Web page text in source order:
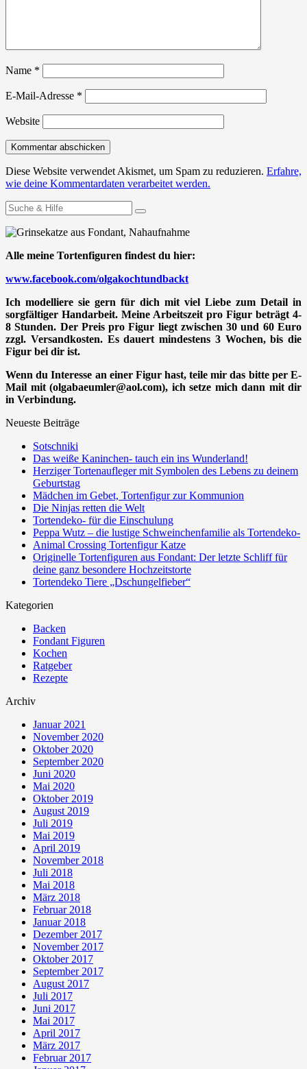
Name *
E-Mail-Adresse *
Website
Diese Website verwendet Akismet, um Spam zu reduzieren. Erfahre,
wie deine Kommentardaten verarbeitet werden.
Suchen
nach:
Alle meine Tortenfiguren findest du hier:
www.facebook.com/olgakochtundbackt
Ich modelliere sie gern für dich mit viel Liebe zum Detail in
sorgfältiger Handarbeit. Meine Arbeitszeit pro Figur beträgt 4-
8 Stunden. Der Preis pro Figur liegt zwischen 30 und 60 Euro
zzgl. Versandkosten. Es dauert mindestens 3 Wochen, bis die
Figur bei dir ist.
Wenn du Interesse an einer Figur hast, teile mir das bitte per E-
Mail mit (olgabaeumler@aol.com), ich setze mich dann mit dir
in Verbindung.
Neueste Beiträge
Sotschniki
Das weiße Kaninchen- tauch ein ins Wunderland!
Herziger Tortenaufleger mit Symbolen des Lebens zu deinem
Geburtstag
Mädchen im Gebet, Tortenfigur zur Kommunion
Die Ninjas retten die Welt
Tortendeko- für die Einschulung
Peppa Wutz – die lustige Schweinchenfamilie als Tortendeko-
Animal Crossing Tortenfigur Katze
Originelle Tortenfiguren aus Fondant: Der letzte Schliff für
deine ganz besondere Hochzeitstorte
Tortendeko Tiere „Dschungelfieber“
Kategorien
Backen
Fondant Figuren
Kochen
Ratgeber
Rezepte
Archiv
Januar 2021
November 2020
Oktober 2020
September 2020
Juni 2020
Mai 2020
Oktober 2019
August 2019
Juli 2019
Mai 2019
April 2019
November 2018
Juli 2018
Mai 2018
März 2018
Februar 2018
Januar 2018
Dezember 2017
November 2017
Oktober 2017
September 2017
August 2017
Juli 2017
Juni 2017
Mai 2017
April 2017
März 2017
Februar 2017